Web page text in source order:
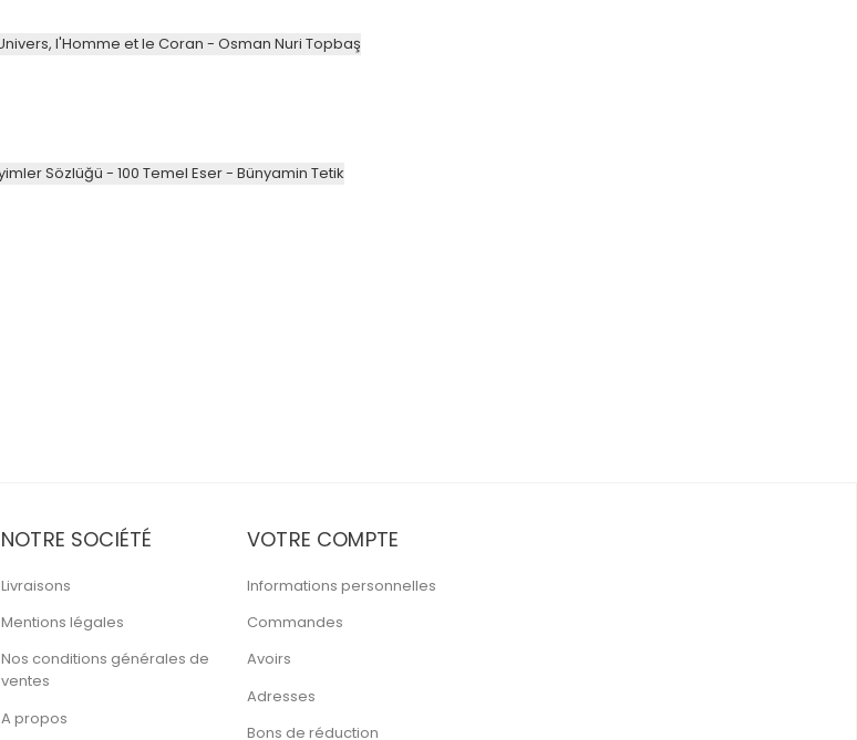
NOTRE SOCIÉTÉ
Livraisons
Mentions légales
Nos conditions générales de
ventes
A propos
VOTRE COMPTE
Informations personnelles
Commandes
Avoirs
Adresses
Bons de réduction